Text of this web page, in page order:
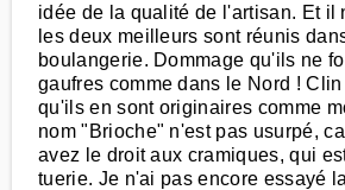
idée de la qualité de l'artisan. Et il
les deux meilleurs sont réunis
boulangerie. Dommage qu'ils ne
gaufres comme dans le Nord !
qu'ils en sont originaires comme
nom "Brioche" n'est pas usurpé,
avez le droit aux cramiques, qui
tuerie. Je n'ai pas encore essayé